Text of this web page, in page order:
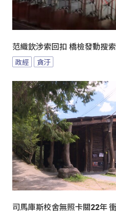
范織欽涉索回扣 橋檢發動搜
政經 貪汙
司馬庫斯校舍無照卡關22年